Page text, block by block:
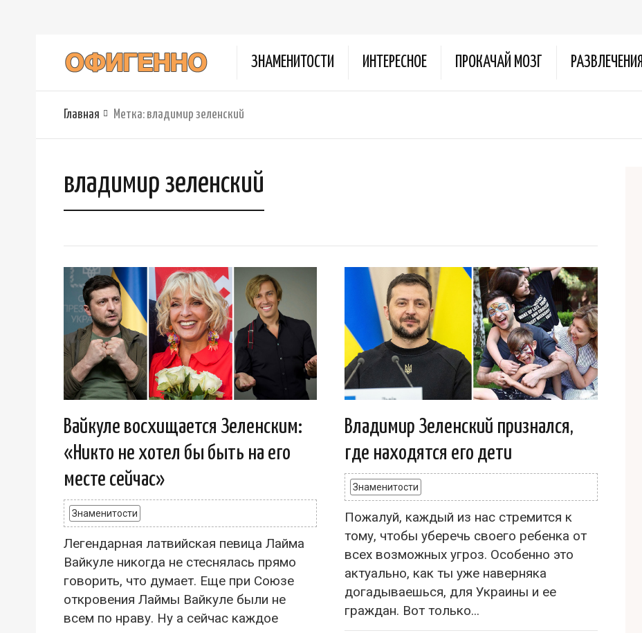
ЗНАМЕНИТОСТИ ИНТЕРЕСНОЕ ПРОКАЧАЙ МОЗГ РАЗВЛЕЧЕНИЯ
Главная Метка: владимир зеленский
владимир зеленский
Вайкуле восхищается Зеленским:
«Никто не хотел бы быть на его
месте сейчас»
Знаменитости
Легендарная латвийская певица Лайма
Вайкуле никогда не стеснялась прямо
говорить, что думает. Еще при Союзе
откровения Лаймы Вайкуле были не
всем по нраву. Ну а сейчас каждое
Владимир Зеленский признался,
где находятся его дети
Знаменитости
Пожалуй, каждый из нас стремится к
тому, чтобы уберечь своего ребенка от
всех возможных угроз. Особенно это
актуально, как ты уже наверняка
догадываешься, для Украины и ее
граждан. Вот только...